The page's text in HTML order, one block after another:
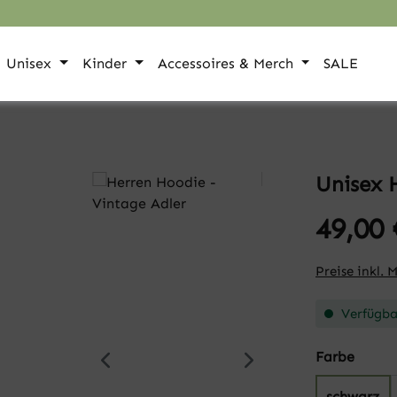
Unisex Kinder Accessoires & Merch SALE
Unisex
49,00
Preise inkl.
Farbe